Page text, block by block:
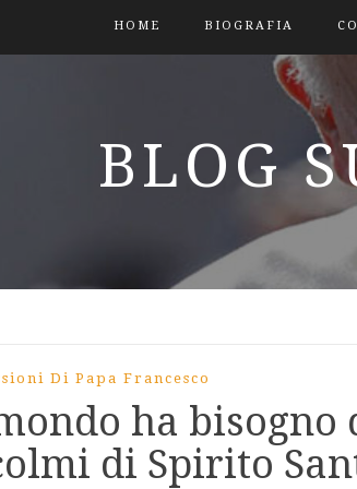
HOME BIOGRAFIA
BLOG
Di Papa Francesco
ha bisogno
di Spirito